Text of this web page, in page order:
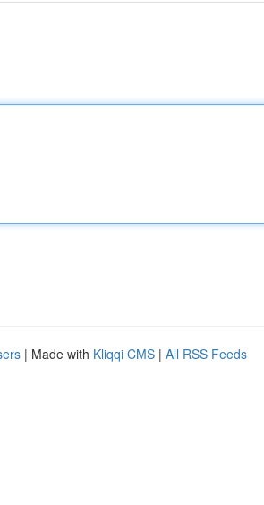
| Made with Kliqqi CMS | All RSS Feeds